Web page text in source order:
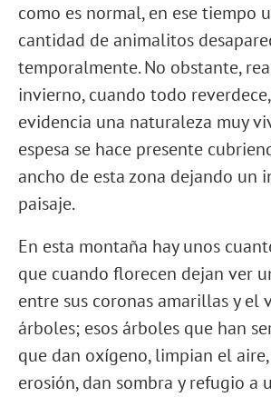
como es normal, en ese tiempo
cantidad de animalitos
temporalmente. No obstante,
invierno, cuando todo
evidencia una naturaleza muy
espesa se hace presente
ancho de esta zona dejando un
paisaje.
En esta montaña hay unos
que cuando florecen dejan ver
entre sus coronas amarillas y el
árboles; esos árboles que han
que dan oxígeno, limpian el
erosión, dan sombra y refugio a